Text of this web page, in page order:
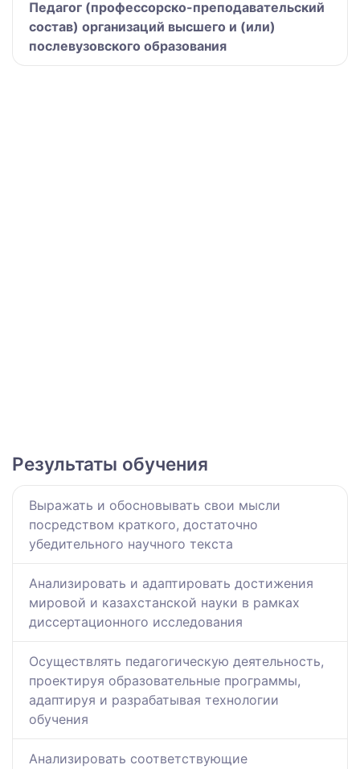
Педагог (профессорско-преподавательский
состав) организаций высшего и (или)
послевузовского образования
Результаты обучения
Выражать и обосновывать свои мысли
посредством краткого, достаточно
убедительного научного текста
Анализировать и адаптировать достижения
мировой и казахстанской науки в рамках
диссертационного исследования
Осуществлять педагогическую деятельность,
проектируя образовательные программы,
адаптируя и разрабатывая технологии
обучения
Анализировать соответствующие